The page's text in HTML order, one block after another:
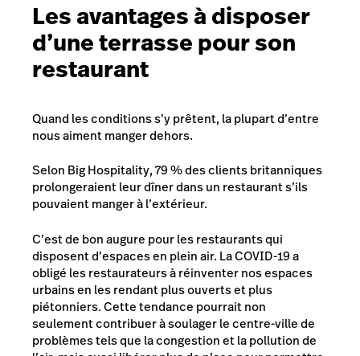
Les avantages à disposer
d’une terrasse pour son
restaurant
Quand les conditions s’y prêtent, la plupart d’entre
nous aiment manger dehors.
Selon Big Hospitality,79 % des clients britanniques
prolongeraient leur dîner dans un restaurant s’ils
pouvaient manger à l’extérieur.
C’est de bon augure pour les restaurants qui
disposent d’espaces en plein air. La COVID-19 a
obligé les restaurateurs à réinventer nos espaces
urbains en les rendant plus ouverts et plus
piétonniers. Cette tendance pourrait non
seulement contribuer à soulager le centre-ville de
problèmes tels que la congestion et la pollution de